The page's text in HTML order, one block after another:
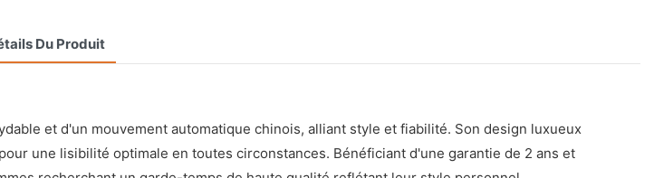
Du Produit
et d'un mouvement automatique chinois, alliant style et fiabilité. Son design luxueux
une lisibilité optimale en toutes circonstances. Bénéficiant d'une garantie de 2 ans et